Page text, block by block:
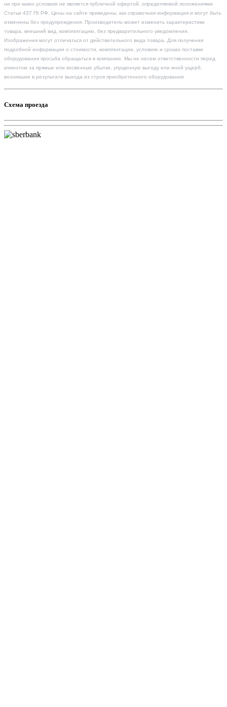
ни при каких условиях не является публичной офертой, определяемой положениями
Статьи 437 ГК РФ. Цены на сайте приведены, как справочная информация и могут быть
изменены без предупреждения. Производитель может изменить характеристики
товара, внешний вид, комплектацию, без предварительного уведомления.
Изображения могут отличаться от действительного вида товара. Для получения
подробной информации о стоимости, комплектации, условиях и сроках поставки
оборудования просьба обращаться в компанию. Мы не несем ответственности перед
клиентом за прямые или косвенные убытки, упущенную выгоду или иной ущерб,
возникшие в результате выхода из строя приобретенного оборудования.
Схема проезда